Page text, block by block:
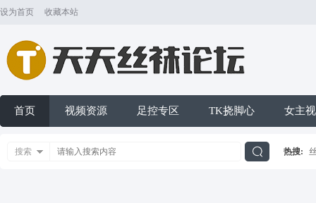
设为首页 收藏本站
首页 视频资源 足控专区 TK挠脚心 女主
搜索 热搜: